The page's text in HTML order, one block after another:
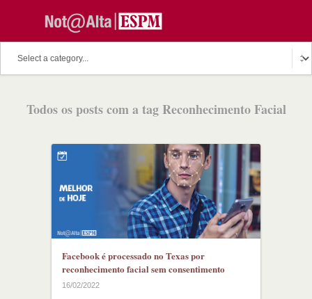
Todos os posts com a tag Reconhecimento Facial
Facebook é processado no Texas por
reconhecimento facial sem consentimento
16/02/2022